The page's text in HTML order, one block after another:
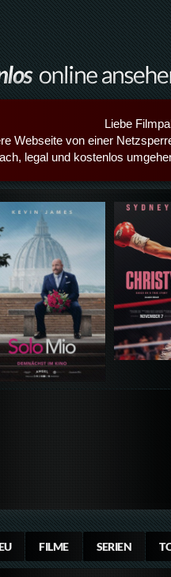
Liebe
Webseite von einer
legal und kostenlos
Details,Play
FILME SERIEN